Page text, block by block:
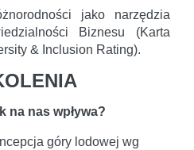
jako narzędzia
Biznesu (Karta
& Inclusion Rating).
na nas wpływa?
góry lodowej wg